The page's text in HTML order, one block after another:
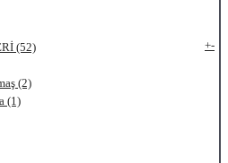
(52)
+-
(2)
(1)